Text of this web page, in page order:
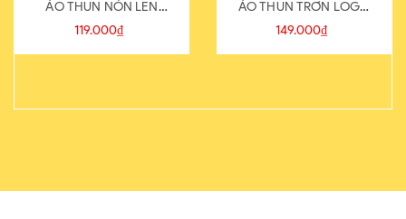
ÁO THUN NÓN LEN
821-1
119.000₫
ÁO THUN TRƠN LOGO
SAU
149.000₫